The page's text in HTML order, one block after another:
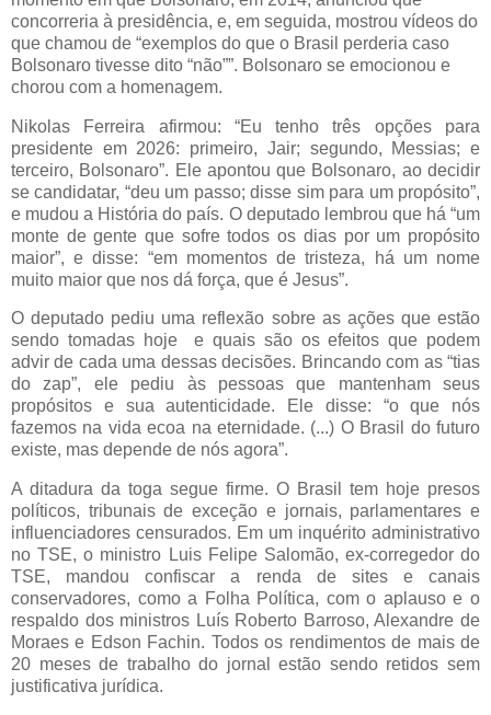
concorreria à presidência, e, em seguida, mostrou vídeos do
que chamou de “exemplos do que o Brasil perderia caso
Bolsonaro tivesse dito “não””. Bolsonaro se emocionou e
chorou com a homenagem.
Nikolas Ferreira afirmou: “Eu tenho três opções para
presidente em 2026: primeiro, Jair; segundo, Messias; e
terceiro, Bolsonaro”. Ele apontou que Bolsonaro, ao decidir
se candidatar, “deu um passo; disse sim para um propósito”,
e mudou a História do país. O deputado lembrou que há “um
monte de gente que sofre todos os dias por um propósito
maior”, e disse: “em momentos de tristeza, há um nome
muito maior que nos dá força, que é Jesus”.
O deputado pediu uma reflexão sobre as ações que estão
sendo tomadas hoje e quais são os efeitos que podem
advir de cada uma dessas decisões. Brincando com as “tias
do zap”, ele pediu às pessoas que mantenham seus
propósitos e sua autenticidade. Ele disse: “o que nós
fazemos na vida ecoa na eternidade. (...) O Brasil do futuro
existe, mas depende de nós agora”.
A ditadura da toga segue firme. O Brasil tem hoje presos
políticos, tribunais de exceção e jornais, parlamentares e
influenciadores censurados. Em um inquérito administrativo
no TSE, o ministro Luis Felipe Salomão, ex-corregedor do
TSE, mandou confiscar a renda de sites e canais
conservadores, como a Folha Política, com o aplauso e o
respaldo dos ministros Luís Roberto Barroso, Alexandre de
Moraes e Edson Fachin. Todos os rendimentos de mais de
20 meses de trabalho do jornal estão sendo retidos sem
justificativa jurídica.